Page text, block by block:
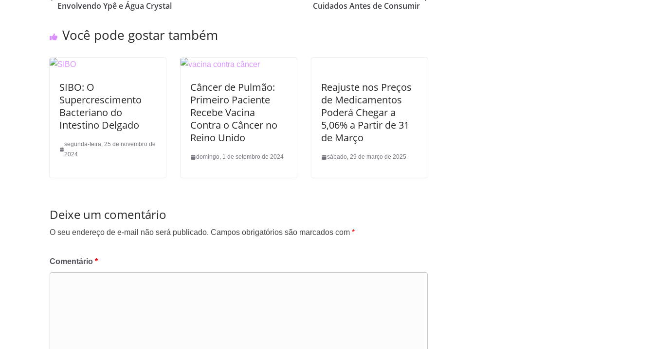
Envolvendo Ypê e Água Crystal
Cuidados Antes de Consumir
Você pode gostar também
SIBO: O
Supercrescimento
Bacteriano do
Intestino Delgado
segunda-feira, 25 de novembro de
2024
Câncer de Pulmão:
Primeiro Paciente
Recebe Vacina
Contra o Câncer no
Reino Unido
domingo, 1 de setembro de 2024
Reajuste nos Preços
de Medicamentos
Poderá Chegar a
5,06% a Partir de 31
de Março
sábado, 29 de março de 2025
Deixe um comentário
O seu endereço de e-mail não será publicado. Campos obrigatórios são marcados com *
Comentário *